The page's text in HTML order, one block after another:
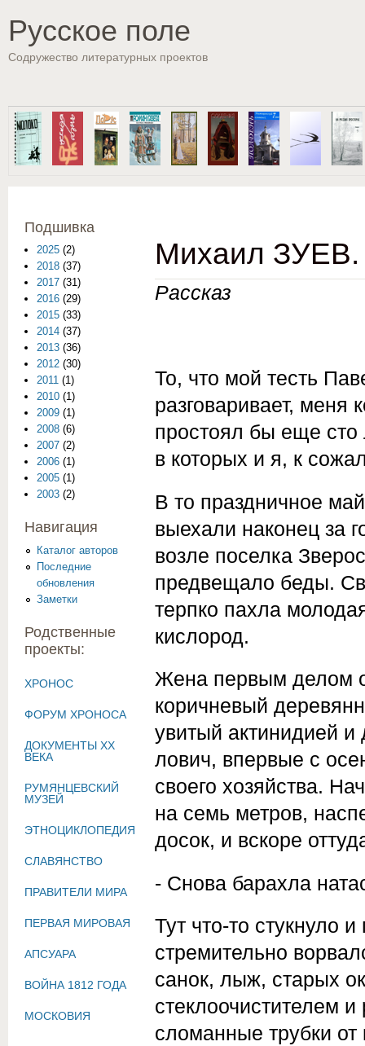
Русское поле
Содружество литературных проектов
Михаил ЗУЕВ.
Рассказ
То, что мой тесть
разговаривает, меня
простоял бы еще сто
в которых и я, к
В то праздничное
выехали наконец за
возле поселка
предвещало беды.
терпко пахла
кислород.
Жена первым делом
коричневый
увитый актинидией
лович, впервые с
своего хозяйства.
на семь метров,
досок, и вскоре
- Снова барахла
Тут что-то стукнуло
стреми­тельно
санок, лыж, старых
стеклоочистителем
сломанные трубки от
Подшивка
2025 (2)
2018 (37)
2017 (31)
2016 (29)
2015 (33)
2014 (37)
2013 (36)
2012 (30)
2011 (1)
2010 (1)
2009 (1)
2008 (6)
2007 (2)
2006 (1)
2005 (1)
2003 (2)
Навигация
Каталог авторов
Последние
обновления
Заметки
Родственные
проекты:
ХРОНОС
ФОРУМ ХРОНОСА
ДОКУМЕНТЫ XX
ВЕКА
РУМЯНЦЕВСКИЙ
МУЗЕЙ
ЭТНОЦИКЛОПЕДИЯ
СЛАВЯНСТВО
ПРАВИТЕЛИ МИРА
ПЕРВАЯ МИРОВАЯ
АПСУАРА
ВОЙНА 1812 ГОДА
МОСКОВИЯ